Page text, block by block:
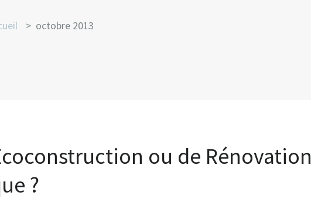
octobre 2013
ou de Rénovation
?